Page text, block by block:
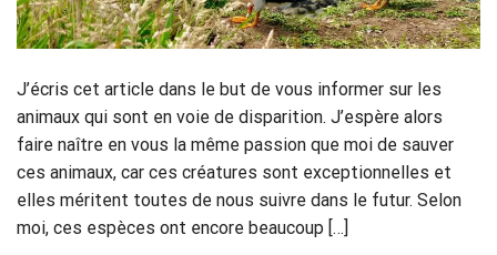
J’écris cet article dans le but de vous informer sur les
animaux qui sont en voie de disparition. J’espère alors
faire naître en vous la même passion que moi de sauver
ces animaux, car ces créatures sont exceptionnelles et
elles méritent toutes de nous suivre dans le futur. Selon
moi, ces espèces ont encore beaucoup […]